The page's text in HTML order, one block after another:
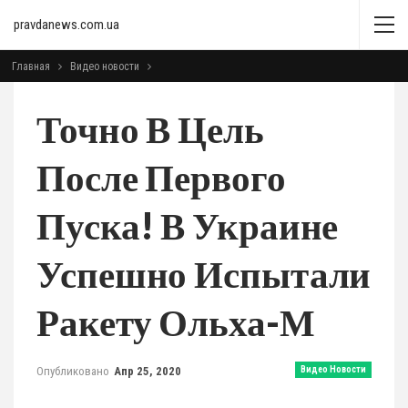
pravdanews.com.ua
Главная Видео новости
Точно В Цель
После Первого
Пуска! В Украине
Успешно Испытали
Ракету Ольха-М
Видео Новости
Опубликовано Апр 25, 2020